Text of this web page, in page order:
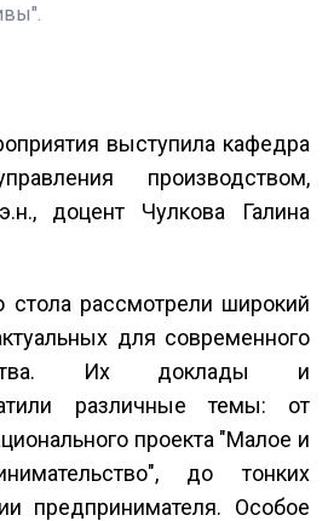
выступила кафедра
производством,
доцент Чулкова Галина
стола рассмотрели широкий
для современного
Их доклады и
различные темы: от
проекта "Малое и
до тонких
предпринимателя. Особое